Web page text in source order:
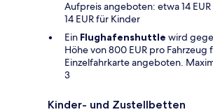
Aufpreis angeboten: etwa 14
14 EUR für Kinder
Ein Flughafenshuttle wird
Höhe von 800 EUR pro Fahrzeug
Einzelfahrkarte angeboten.
3
Kinder- und Zustellbetten